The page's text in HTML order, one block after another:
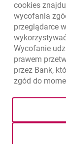
Ochrona danych
cookies
wycofania
przeglądarce
Wycofanie
prawem
przez Bank,
zgód do